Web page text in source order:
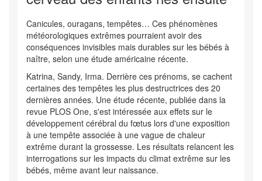
Canicules, ouragans, tempêtes… Ces phénomènes
météorologiques extrêmes pourraient avoir des
conséquences invisibles mais durables sur les bébés à
naître, selon une étude américaine récente.
Katrina, Sandy, Irma. Derrière ces prénoms, se cachent
certaines des tempêtes les plus destructrices des 20
dernières années. Une étude récente, publiée dans la
revue PLOS One, s'est intéressée aux effets sur le
développement cérébral du fœtus lors d'une exposition
à une tempête associée à une vague de chaleur
extrême durant la grossesse. Les résultats relancent les
interrogations sur les impacts du climat extrême sur les
bébés, même avant leur naissance.